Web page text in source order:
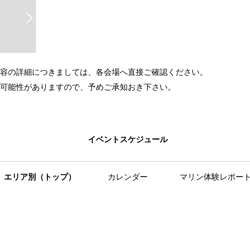
の詳細につきましては、各会場へ直接ご確認ください。
能性がありますので、予めご承知おき下さい。
イベントスケジュール
エリア別（トップ） カレンダー マリン体験レポート